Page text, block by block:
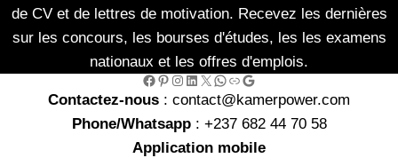
de CV et de lettres de motivation. Recevez les dernières
sur les concours, les bourses d'études, les les examens
nationaux et les offres d'emplois.
Facebook Pinterest Instagram LinkedIn X WhatsApp Link Google
Contactez-nous : contact@kamerpower.com
Phone/Whatsapp: +237 682 44 70 58
Application mobile